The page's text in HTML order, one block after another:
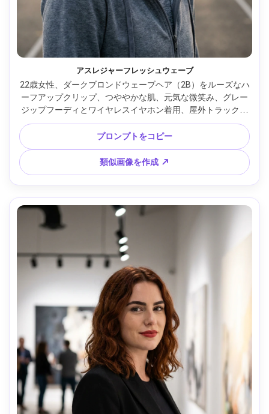
アスレジャーフレッシュウェーブ
22歳女性、ダークブロンドウェーブヘア（2B）をルーズなハ
ーフアップクリップ、つややかな肌、元気な微笑み、グレー
ジップフーディとワイヤレスイヤホン着用、屋外トラック・
朝霧、冷たい日の出ライトとやさしいフィル、Sony A1・
85mm f/1.8、背景ボケ、胸元までのフレーミング、やや低め
アングル、雰囲気：モチベーション高く新鮮、リアルな浮き
毛、自然なツヤ、シャープなフォーカス、高解像度 --ar 4:5
プロンプトをコピー
類似画像を作成 ↗